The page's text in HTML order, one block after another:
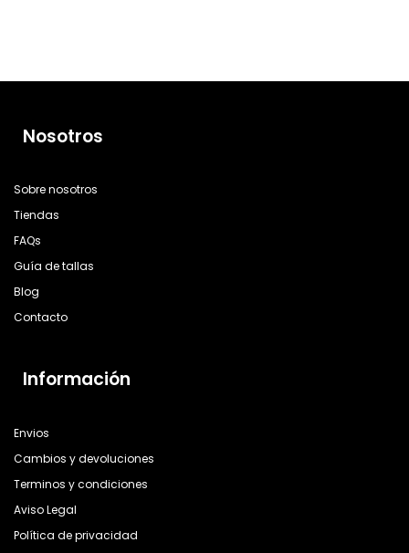
Nosotros
Sobre nosotros
Tiendas
FAQs
Guía de tallas
Blog
Contacto
Información
Envios
Cambios y devoluciones
Terminos y condiciones
Aviso Legal
Política de privacidad